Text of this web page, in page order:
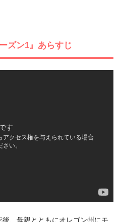
ズン1』あらすじ
、母親とともにオレゴン州にモ